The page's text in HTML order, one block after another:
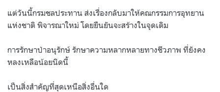
แต่วันนี้กรมชลประทาน ส่งเรื่องกลับมาให้คณกรรมการอุทยาน
แห่งชาติ พิจารณาใหม่ โดยยืนยันจะสร้างในจุดเดิม
การรักษาป่าอนุรักษ์ รักษาความหลากหลายทางชีวภาพ ที่ยังคง
หลงเหลือน้อยนิดนี้
เป็นสิ่งสำคัญที่สุดเหนือสิ่งอื่นใด